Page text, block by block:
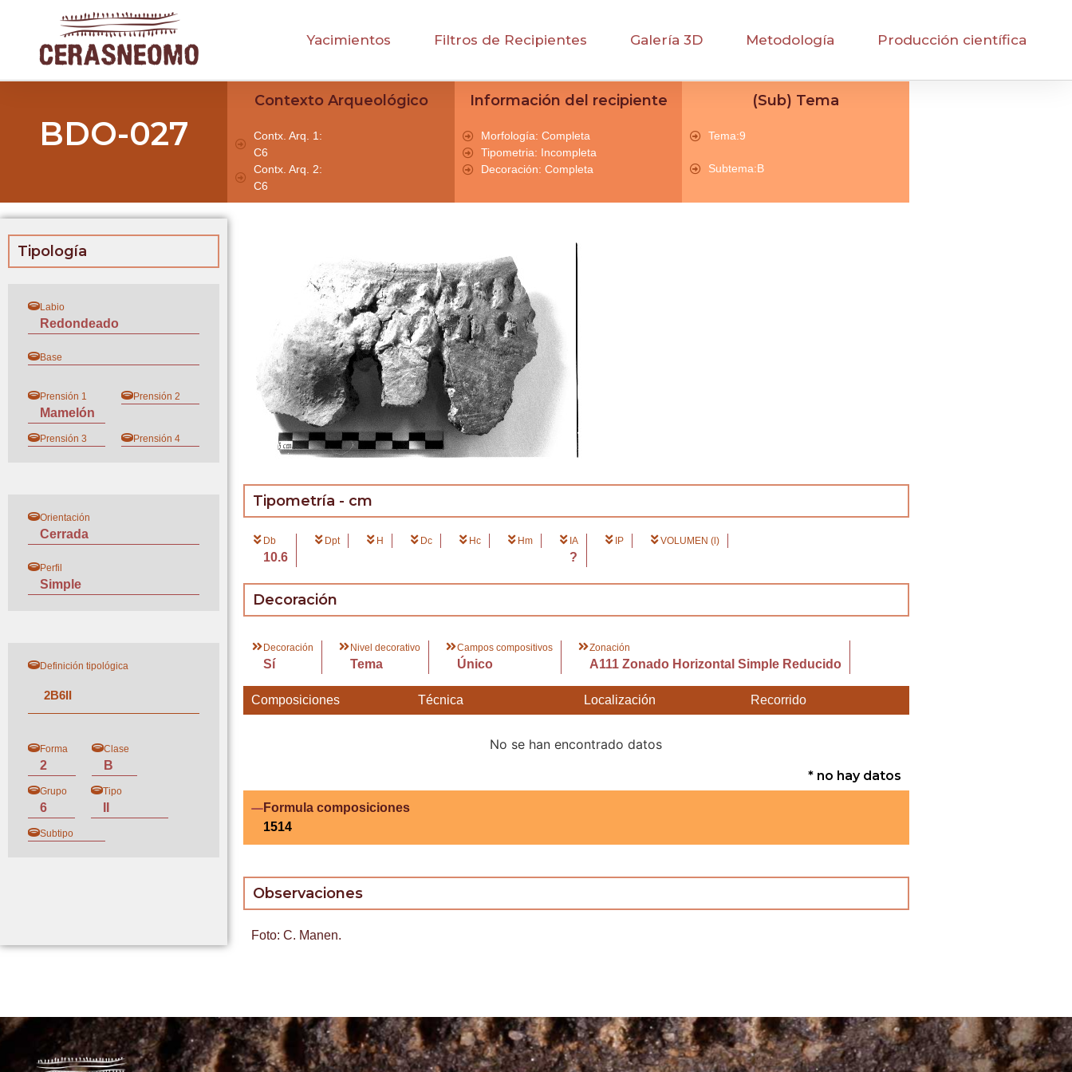
Yacimientos Filtros de Recipientes Galería 3D Metodología Producción científica
BDO-027
Contexto Arqueológico
Contx. Arq. 1:
C6
Contx. Arq. 2:
C6
Información del recipiente
Morfología: Completa
Tipometria: Incompleta
Decoración: Completa
(Sub) Tema
Tema:9
Subtema:B
Tipología
Labio
Redondeado
Base
Prensión 1
Mamelón
Prensión 2
Prensión 3 Prensión 4
Orientación
Cerrada
Perfil
Simple
Definición tipológica
2B6II
Forma
2
Clase
B
Grupo
6
Tipo
Subtipo
Tipometría - cm
Db
10.6
Dpt H Dc Hc Hm IA
?
IP VOLUMEN (l)
Decoración
Decoración
Sí
Nivel decorativo
Tema
Campos compositivos
Único
Zonación
A111 Zonado Horizontal Simple Reducido
Composiciones Técnica Localización Recorrido
No se han encontrado datos
* no hay datos
Formula composiciones
1514
Observaciones
Foto: C. Manen.